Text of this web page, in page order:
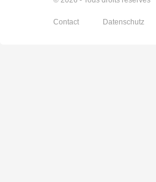
Contact Datenschutz